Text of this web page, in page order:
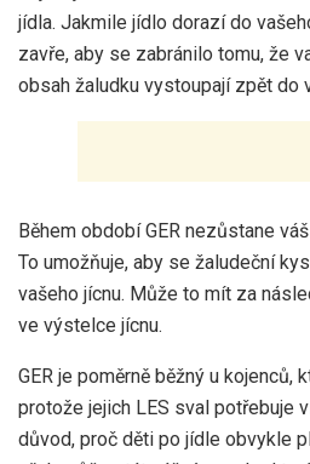
jídla. Jakmile jídlo dorazí do
zavře, aby se zabránilo tomu, že
obsah žaludku vystoupají zpět do
Během období GER nezůstane
To umožňuje, aby se žaludeční
vašeho jícnu. Může to mít za
ve výstelce jícnu.
GER je poměrně běžný u kojenců,
protože jejich LES sval potřebuje
důvod, proč děti po jídle obvykle